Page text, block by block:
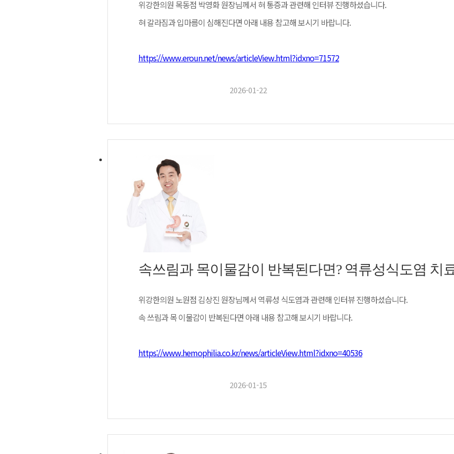
다.
따뜻한 열을 전달하는 방식이다. 복부가 차고 긴장되어 있으면 위장 운동이 둔해지기 쉽다. 온열 자극은
며, 아로마테라피를 함께 적용해 심신 이완을 돕는다.
다.
출처 : 이로운넷(
반복되면 배가 쉽게 더부룩해지고, 식사량을 줄여도 속이 무거운 감각이 남는다. 속이 꽉 차 있으니 활동
시 위장 활동이 둔해지는 악순환이 생길 수 있다.
담적이 의심되는 경우의 불편은 소화기 증상만으로 끝나지 않는 양상을 보일 수 있다. 복부팽만과 더
나타나는 경우에는 소염 작용을 고려한 탕약을 사용하기도 하고, 면역력이 떨어진 상태가 겹치거나 자
에도 그에 맞는 방향으로 처방을 조정한다. 즉 같은 ‘소화불량’이라는 말 아래에서도 몸의 조건과 동반
라질 수 있다.
약침요법은 한약 성분이 포함된 약침액을 경혈에 주입해 침 자극과 약물의 작용을 함께 활용하는 방법
는 과정에서 위장 운동 저하를 개선하고 담적을 완화하는 방향으로 치료가 이루어진다. 복부팽만 같은
냄새, 후비루, 목 이물감이 함께 나타나는 사람에게는 비강약침요법을 고려할 수 있다. 비강약침요법은
을 원활하게 하고, 이를 통해 위장 활동을 돕는 방향으로 이어질 수 있다.
치료 과정에서 생활 관리 역시 함께 다뤄진다. 불규칙한 식사와 과식은 소화불량을 키우는 요인으로 반
함께 고려해야 한다. 긴장 상태가 장기간 이어지면 위장 활동이 둔해지는 체감이 커질 수 있어, 생활 속
상태에 맞춰 진행할 수 있다. 기능성소화불량으로 분류되는 사례 가운데에는 ‘기질적인 이상이 없다’는
경우가 있다. 그러나 증상이 반복되고 기간이 길어질수록 생활의 불편은 더 커지고, 식사 자체에 대한
하로 넘기기 쉽다. 가슴두근거림과 위장장애, 불면증 등도 마찬가지다. 이러한 상태가 수주, 수개월에
자율신경 중 교감신경은 활동 시 신체를 각성 상태로 끌어올리는 역할을 맡고, 부교감신경은 휴식과 회
반대 방향으로 작용하지만, 어느 한쪽이 지나치게 우세해지지 않도록 균형을 이루는 것이 중요하다. 장
트레스, 수면 부족과 같은 생활 조건은 이 균형을 무너뜨리는 주요 요인으로 작용할 수 있다.
균형이 흐트러진 자율신경은 다양한 신호로 몸 상태를 드러낸다. 대표적으로는 이유 없는 피로와 무기
만히 있어도 느껴지는 심박 변화, 식은땀, 손발 차가움, 어지럼증 등이 나타난다. 일부에서는 밤에 쉽게
간이 지날수록 불편 범위가 넓어지는 특징을 보인다.
자율신경 이상은 소화기 증상과도 밀접한 관련을 가진다. 위와 장은 자율신경이 밀집해 있는 기관으로,
복되는 경우도 여기에 해당한다. 이러한 위장 증상이 장기간 이어지면 음식 섭취 자체가 부담으로 바뀌
위강한의원 종로점의 김삼기 원장은 자율신경실조증을 신경계 문제로만 보지 않고, 위장 상태와 함께
인해 소화 장애가 나타나며 다시 신체 전반의 피로와 불편으로 이어지는 악순환이 반복될 수 있다”고 말
위장 움직임이 둔해지면 음식물이 원활히 이동하지 못하고 위 안에 머무는 시간이 길어진다. 이 과정
서 처리되지 못한 노폐물이 쌓여 굳어진 상태를 의미하며, 위장 운동 저하와 깊은 관련을 가진다. 이러
위강한의원 목동점 박영화 원장님께서 혀 통증과 관련해 인터뷰 진행하셨습니다.
혀 갈라짐과 입마름이 심해진다면 아래 내용 참고해 보시기 바랍니다.
https://www.eroun.net/news/articleView.html?idxno=71572
혀가 따갑고 화끈거리는 감각이 반복되거나, 혀 표면이 갈라지면서 입안이 바싹 마르는 상태가 이어
게 된다.
이러한 증상은 특정 시점에 갑자기 나타나기도 하지만, 대체로는 서서히 진행되며 점차 빈도와 강도가
2026-01-22
속쓰림과 목이물감이 반복된다면? 역류성식도염 치
위강한의원 노원점 김상진 원장님께서 역류성 식도염과 관련해 인터뷰 진행하셨습니다.
속 쓰림과 목 이물감이 반복된다면 아래 내용 참고해 보시기 바랍니다.
https://www.hemophilia.co.kr/news/articleView.html?idxno=40536
2026-01-15